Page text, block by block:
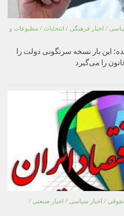
/ اخبار فرهنگی / انتخابات / مطبوعات و
این بار نسخه سرنگونی دولت را
را می‌گیرد
/ اخبار سیاسی / اخبار صنعتی /